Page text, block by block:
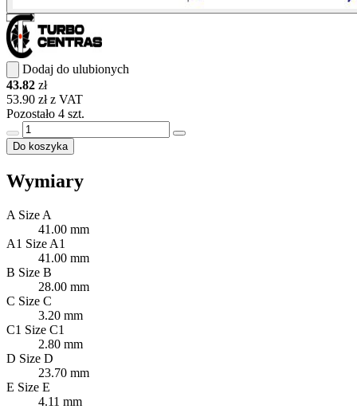
Dodaj do ulubionych
43.82 zł
53.90 zł z VAT
Pozostało 4 szt.
Do koszyka
Wymiary
A Size A
41.00 mm
A1 Size A1
41.00 mm
B Size B
28.00 mm
C Size C
3.20 mm
C1 Size C1
2.80 mm
D Size D
23.70 mm
E Size E
4.11 mm